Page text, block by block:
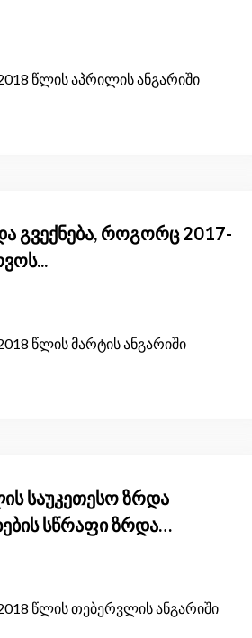
წლის აპრილის ანგარიში
გვექნება, როგორც 2017-
წლის მარტის ანგარიში
საუკეთესო ზრდა
სწრაფი ზრდა
წლის თებერვლის ანგარიში